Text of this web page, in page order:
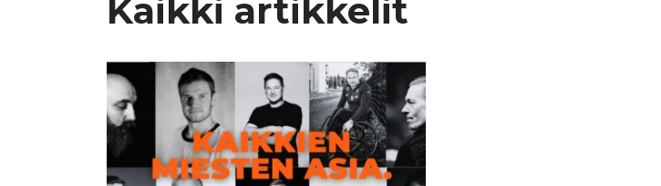
Kaikki artikkelit